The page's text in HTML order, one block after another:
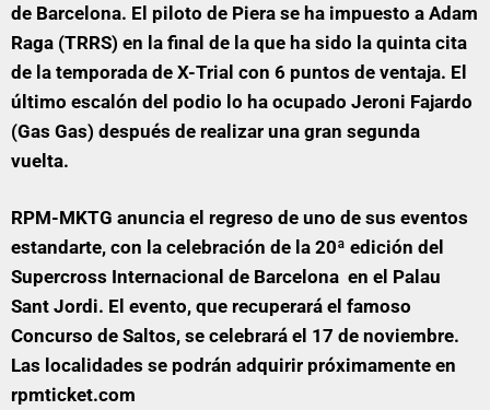
de Barcelona. El piloto de Piera se ha impuesto a Adam
Raga (TRRS) en la final de la que ha sido la quinta cita
de la temporada de X-Trial con 6 puntos de ventaja. El
último escalón del podio lo ha ocupado Jeroni Fajardo
(Gas Gas) después de realizar una gran segunda
vuelta.
RPM-MKTG anuncia el regreso de uno de sus eventos
estandarte, con la celebración de la 20ª edición del
Supercross Internacional de Barcelona en el Palau
Sant Jordi. El evento, que recuperará el famoso
Concurso de Saltos, se celebrará el 17 de noviembre.
Las localidades se podrán adquirir próximamente en
rpmticket.com